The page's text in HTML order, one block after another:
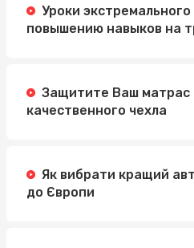
Уроки
повышению навыков на
Защитите Ваш
качественного чехла
Як вибрати кращий
до Європи